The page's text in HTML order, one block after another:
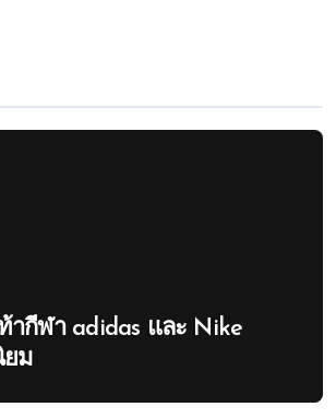
ากีฬา adidas และ Nike
ยม